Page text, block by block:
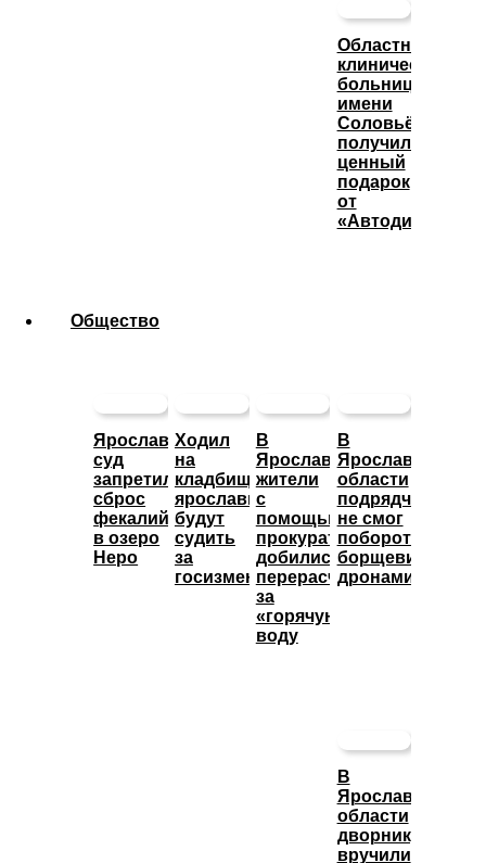
Областная
клиническая
больница
имени
Соловьёва
получила
ценный
подарок
от
«Автодизеля»
Общество
Ярославский
суд
запретил
сброс
фекалий
в озеро
Неро
Ходил
на
кладбище:
ярославца
будут
судить
за
госизмену
В
Ярославле
жители
с
помощью
прокуратуры
добились
перерасчета
за
«горячую»
воду
В
Ярославской
области
подрядчик
не смог
побороть
борщевик
дронами
В
Ярославской
области
дворнику
вручили